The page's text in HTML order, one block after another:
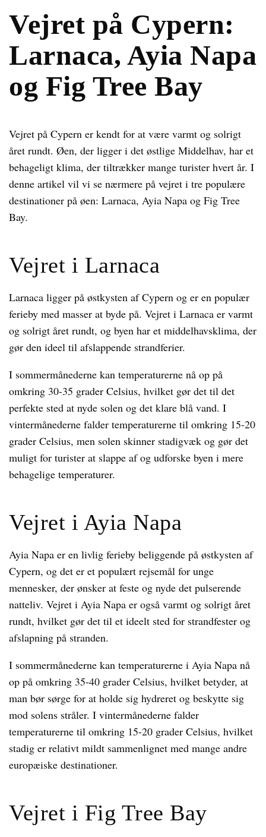
Vejret på Cypern:
Larnaca, Ayia Napa
og Fig Tree Bay
Vejret på Cypern er kendt for at være varmt og solrigt
året rundt. Øen, der ligger i det østlige Middelhav, har et
behageligt klima, der tiltrækker mange turister hvert år. I
denne artikel vil vi se nærmere på vejret i tre populære
destinationer på øen: Larnaca, Ayia Napa og Fig Tree
Bay.
Vejret i Larnaca
Larnaca ligger på østkysten af Cypern og er en populær
ferieby med masser at byde på. Vejret i Larnaca er varmt
og solrigt året rundt, og byen har et middelhavsklima, der
gør den ideel til afslappende strandferier.
I sommermånederne kan temperaturerne nå op på
omkring 30-35 grader Celsius, hvilket gør det til det
perfekte sted at nyde solen og det klare blå vand. I
vintermånederne falder temperaturerne til omkring 15-20
grader Celsius, men solen skinner stadigvæk og gør det
muligt for turister at slappe af og udforske byen i mere
behagelige temperaturer.
Vejret i Ayia Napa
Ayia Napa er en livlig ferieby beliggende på østkysten af
Cypern, og det er et populært rejsemål for unge
mennesker, der ønsker at feste og nyde det pulserende
natteliv. Vejret i Ayia Napa er også varmt og solrigt året
rundt, hvilket gør det til et ideelt sted for strandfester og
afslapning på stranden.
I sommermånederne kan temperaturerne i Ayia Napa nå
op på omkring 35-40 grader Celsius, hvilket betyder, at
man bør sørge for at holde sig hydreret og beskytte sig
mod solens stråler. I vintermånederne falder
temperaturerne til omkring 15-20 grader Celsius, hvilket
stadig er relativt mildt sammenlignet med mange andre
europæiske destinationer.
Vejret i Fig Tree Bay